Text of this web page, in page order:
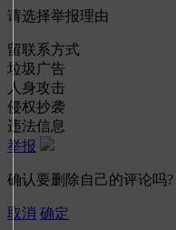
请选择举报理由
留联系方式
垃圾广告
人身攻击
侵权抄袭
违法信息
举报
确认要删除自己的评论吗?
取消 确定